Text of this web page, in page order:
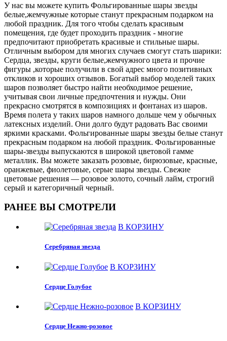
У нас вы можете купить Фольгированные шары звезды
белые,жемчужные которые станут прекрасным подарком на
любой праздник. Для того чтобы сделать красивым
помещения, где будет проходить праздник - многие
предпочитают приобретать красивые и стильные шары.
Отличным выбором для многих случаев смогут стать шарики:
Сердца, звезды, круги белые,жемчужного цвета и прочие
фигуры ,которые получили в свой адрес много позитивных
откликов и хороших отзывов. Богатый выбор моделей таких
шаров позволяет быстро найти необходимое решение,
учитывая свои личные предпочтения и нужды. Они
прекрасно смотрятся в композициях и фонтанах из шаров.
Время полета у таких шаров намного дольше чем у обычных
латексных изделий. Они долго будут радовать Вас своими
яркими красками. Фольгированные шары звезды белые станут
прекрасным подарком на любой праздник. Фольгированные
шары-звезды выпускаются в широкой цветовой гамме
металлик. Вы можете заказать розовые, бирюзовые, красные,
оранжевые, фиолетовые, серые шары звезды. Свежие
цветовые решения — розовое золото, сочный лайм, строгий
серый и категоричный черный.
РАНЕЕ ВЫ СМОТРЕЛИ
В КОРЗИНУ
Серебряная звезда
В КОРЗИНУ
Сердце Голубое
В КОРЗИНУ
Сердце Нежно-розовое